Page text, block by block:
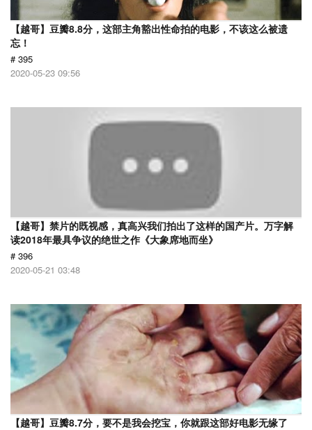
【越哥】豆瓣8.8分，这部主角豁出性命拍的电影，不该这么被遗
忘！
# 395
2020-05-23 09:56
【越哥】禁片的既视感，真高兴我们拍出了这样的国产片。万字解
读2018年最具争议的绝世之作《大象席地而坐》
# 396
2020-05-21 03:48
【越哥】豆瓣8.7分，要不是我会挖宝，你就跟这部好电影无缘了